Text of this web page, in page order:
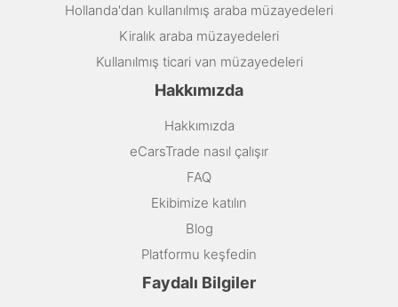
Hollanda'dan kullanılmış araba müzayedeleri
Kiralık araba müzayedeleri
Kullanılmış ticari van müzayedeleri
Hakkımızda
Hakkımızda
eCarsTrade nasıl çalışır
FAQ
Ekibimize katılın
Blog
Platformu keşfedin
Faydalı Bilgiler